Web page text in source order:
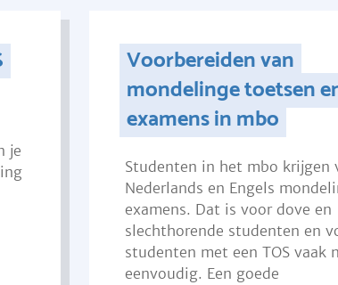
je
Voorbereiden van
mondelinge toetsen
examens in mbo
Studenten in het mbo krijgen
Nederlands en Engels
examens. Dat is voor dove en
slechthorende studenten en
studenten met een TOS vaak
eenvoudig. Een goede